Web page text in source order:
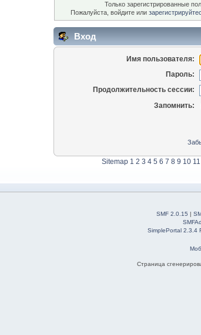
Только зарегистрированные
Пожалуйста, войдите или
Вход
Имя пользователя:
Пароль:
Продолжительность сессии:
Запомнить:
Sitemap 1 2 3 4 5 6 7 8 9 10 11
SMF 2.0.15 |
SimplePortal 2.3.4
Страница